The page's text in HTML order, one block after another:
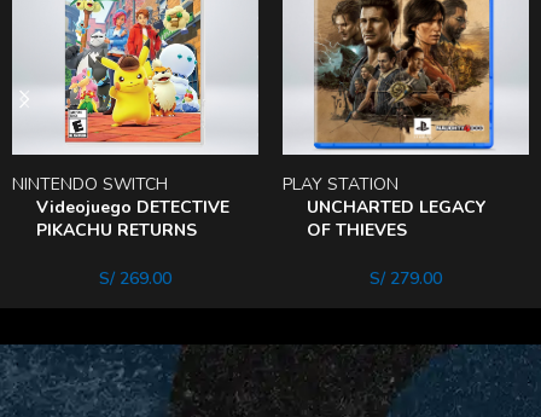
Videojuego DETECTIVE
PIKACHU RETURNS
NINTENDO SWITCH
S/269.00
UNCHARTED LEGACY
OF THIEVES
PLAY STATION
S/279.00